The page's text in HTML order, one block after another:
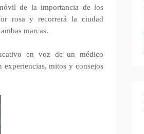
de la importancia de los
rosa y recorrerá la ciudad
marcas.
en voz de un médico
experiencias, mitos y consejos